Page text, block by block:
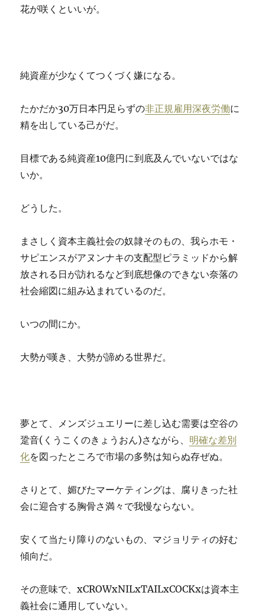
花が咲くといいが。
純資産が少なくてつくづく嫌になる。
たかだか30万日本円足らずの非正規雇用深夜労働に
精を出している己がだ。
目標である純資産10億円に到底及んでいないではな
いか。
どうした。
まさしく資本主義社会の奴隷そのもの、我らホモ・
サピエンスがアヌンナキの支配型ピラミッドから解
放される日が訪れるなど到底想像のできない奈落の
社会縮図に組み込まれているのだ。
いつの間にか。
大勢が嘆き、大勢が諦める世界だ。
夢とて、メンズジュエリーに差し込む需要は空谷の
跫音(くうこくのきょうおん)さながら、 明確な差別
化を図ったところで市場の多勢は知らぬ存ぜぬ。
さりとて、媚びたマーケティングは、腐りきった社
会に迎合する胸骨さ満々で我慢ならない。
安くて当たり障りのないもの、マジョリティの好む
傾向だ。
その意味で、xCROWxNILxTAILxCOCKxは資本主
義社会に通用していない。